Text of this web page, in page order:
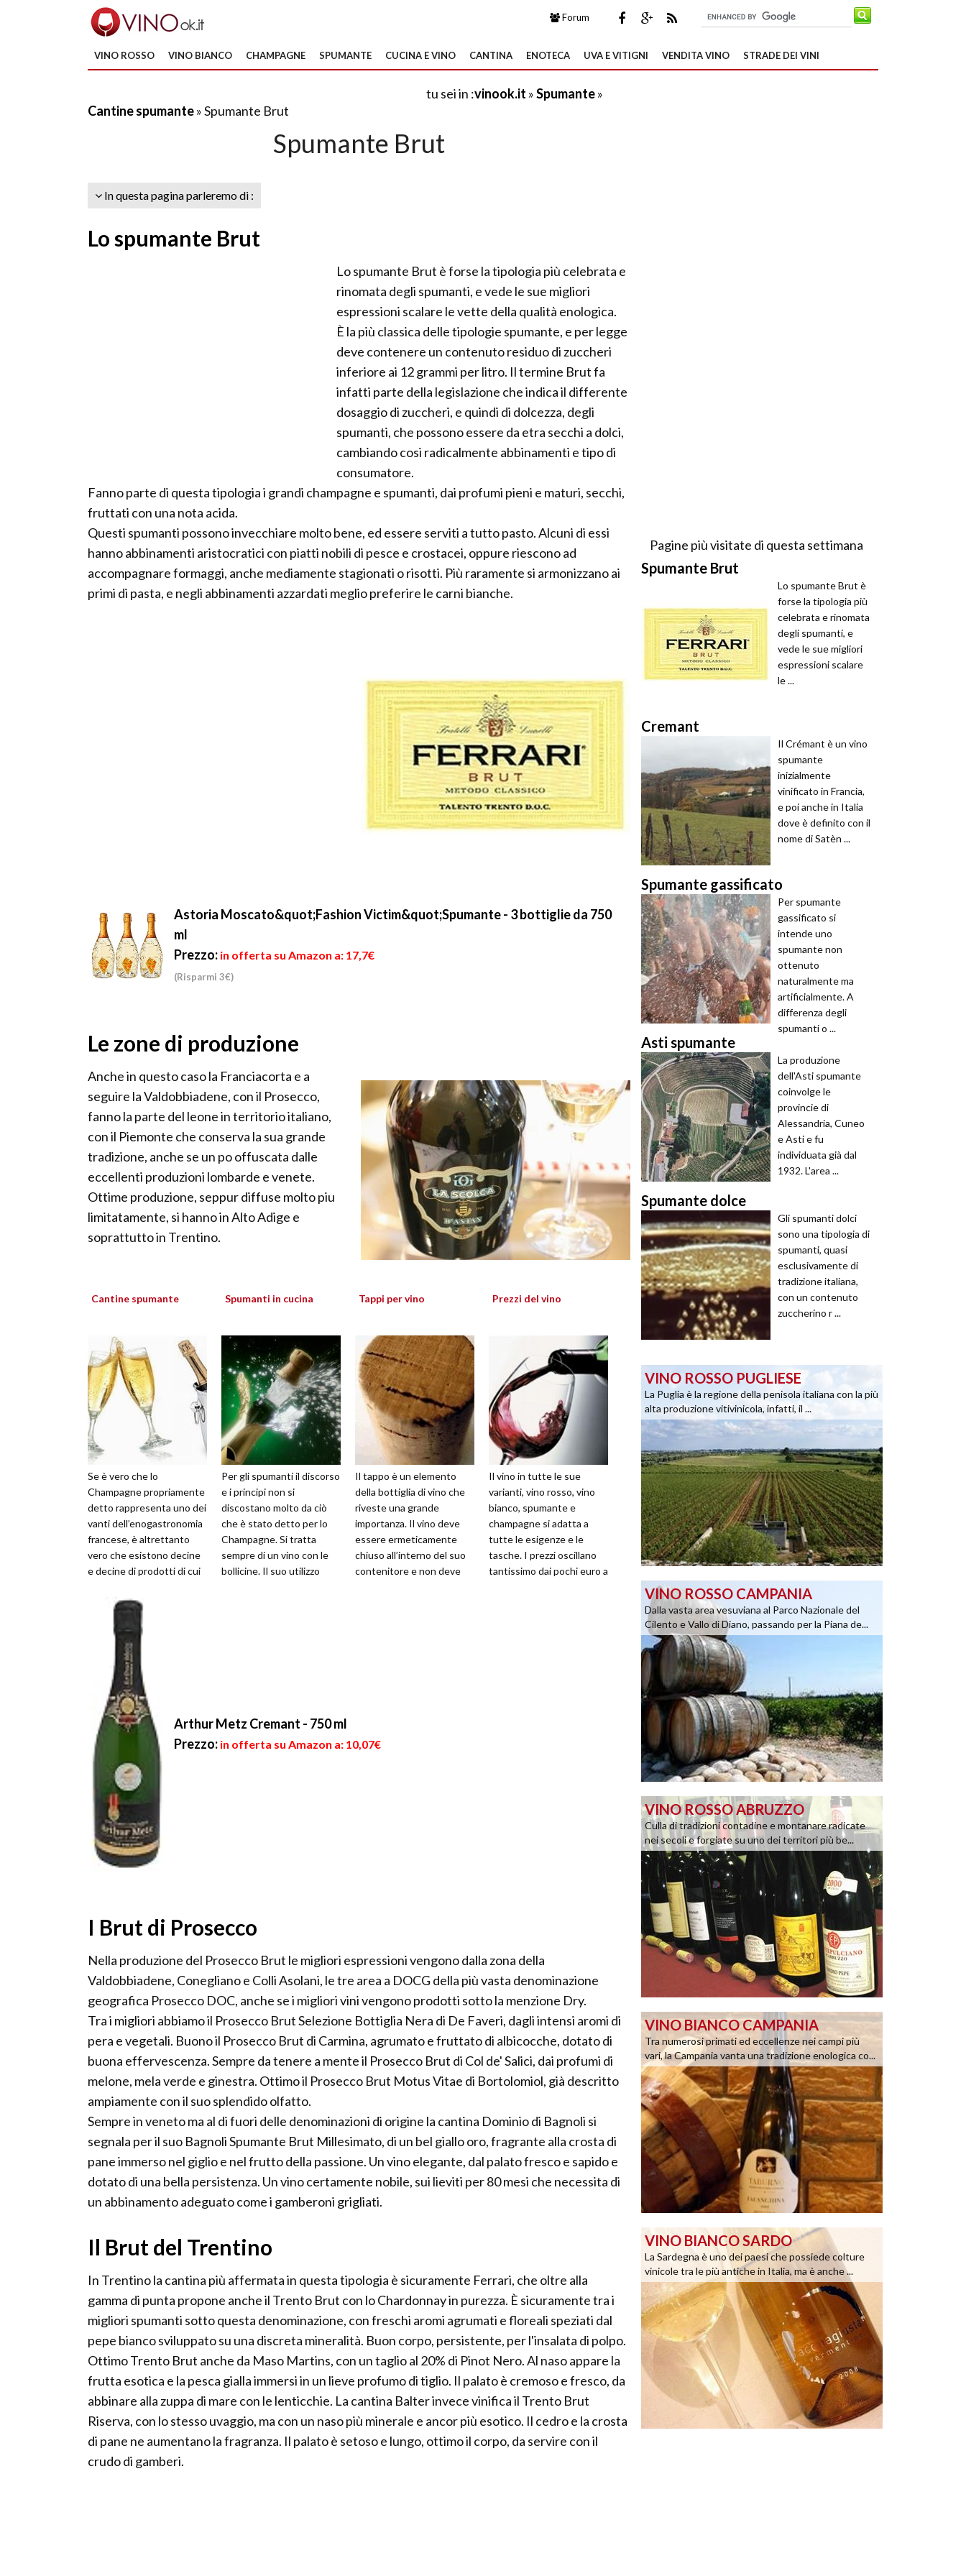
Forum
VINO ROSSO VINO BIANCO CHAMPAGNE SPUMANTE CUCINA E VINO CANTINA ENOTECA UVA E VITIGNI VENDITA VINO STRADE DEI VINI
tu sei in :vinook.it »Spumante»
Cantine spumante» Spumante Brut
Spumante Brut
In questa pagina parleremo di :
Lo spumante Brut
Lo spumante Brut è forse la tipologia più celebrata e
rinomata degli spumanti, e vede le sue migliori
espressioni scalare le vette della qualità enologica.
È la più classica delle tipologie spumante, e per legge
deve contenere un contenuto residuo di zuccheri
inferiore ai 12 grammi per litro. Il termine Brut fa
infatti parte della legislazione che indica il differente
dosaggio di zuccheri, e quindi di dolcezza, degli
spumanti, che possono essere da etra secchi a dolci,
cambiando cosi radicalmente abbinamenti e tipo di
consumatore.
Fanno parte di questa tipologia i grandi champagne e spumanti, dai profumi pieni e maturi, secchi,
fruttati con una nota acida.
Questi spumanti possono invecchiare molto bene, ed essere serviti a tutto pasto. Alcuni di essi
hanno abbinamenti aristocratici con piatti nobili di pesce e crostacei, oppure riescono ad
accompagnare formaggi, anche mediamente stagionati o risotti. Più raramente si armonizzano ai
primi di pasta, e negli abbinamenti azzardati meglio preferire le carni bianche.
Astoria Moscato&quot;Fashion Victim&quot;Spumante - 3 bottiglie da 750
ml
Prezzo: in offerta su Amazon a: 17,7€
(Risparmi 3€)
Le zone di produzione
Anche in questo caso la Franciacorta e a
seguire la Valdobbiadene, con il Prosecco,
fanno la parte del leone in territorio italiano,
con il Piemonte che conserva la sua grande
tradizione, anche se un po offuscata dalle
eccellenti produzioni lombarde e venete.
Ottime produzione, seppur diffuse molto piu
limitatamente, si hanno in Alto Adige e
soprattutto in Trentino.
Cantine spumante
Se è vero che lo
Champagne propriamente
detto rappresenta uno dei
vanti dell’enogastronomia
francese, è altrettanto
vero che esistono decine
e decine di prodotti di cui
Spumanti in cucina
Per gli spumanti il discorso
e i principi non si
discostano molto da ciò
che è stato detto per lo
Champagne. Si tratta
sempre di un vino con le
bollicine. Il suo utilizzo
Tappi per vino
Il tappo è un elemento
della bottiglia di vino che
riveste una grande
importanza. Il vino deve
essere ermeticamente
chiuso all’interno del suo
contenitore e non deve
Prezzi del vino
Il vino in tutte le sue
varianti, vino rosso, vino
bianco, spumante e
champagne si adatta a
tutte le esigenze e le
tasche. I prezzi oscillano
tantissimo dai pochi euro a
Arthur Metz Cremant - 750 ml
Prezzo: in offerta su Amazon a: 10,07€
I Brut di Prosecco
Nella produzione del Prosecco Brut le migliori espressioni vengono dalla zona della
Valdobbiadene, Conegliano e Colli Asolani, le tre area a DOCG della più vasta denominazione
geografica Prosecco DOC, anche se i migliori vini vengono prodotti sotto la menzione Dry.
Tra i migliori abbiamo il Prosecco Brut Selezione Bottiglia Nera di De Faveri, dagli intensi aromi di
pera e vegetali. Buono il Prosecco Brut di Carmina, agrumato e fruttato di albicocche, dotato di
buona effervescenza. Sempre da tenere a mente il Prosecco Brut di Col de' Salici, dai profumi di
melone, mela verde e ginestra. Ottimo il Prosecco Brut Motus Vitae di Bortolomiol, già descritto
ampiamente con il suo splendido olfatto.
Sempre in veneto ma al di fuori delle denominazioni di origine la cantina Dominio di Bagnoli si
segnala per il suo Bagnoli Spumante Brut Millesimato, di un bel giallo oro, fragrante alla crosta di
pane immerso nel giglio e nel frutto della passione. Un vino elegante, dal palato fresco e sapido e
dotato di una bella persistenza. Un vino certamente nobile, sui lieviti per 80 mesi che necessita di
un abbinamento adeguato come i gamberoni grigliati.
Il Brut del Trentino
In Trentino la cantina più affermata in questa tipologia è sicuramente Ferrari, che oltre alla
gamma di punta propone anche il Trento Brut con lo Chardonnay in purezza. È sicuramente tra i
migliori spumanti sotto questa denominazione, con freschi aromi agrumati e floreali speziati dal
pepe bianco sviluppato su una discreta mineralità. Buon corpo, persistente, per l'insalata di polpo.
Ottimo Trento Brut anche da Maso Martins, con un taglio al 20% di Pinot Nero. Al naso appare la
frutta esotica e la pesca gialla immersi in un lieve profumo di tiglio. Il palato è cremoso e fresco, da
abbinare alla zuppa di mare con le lenticchie. La cantina Balter invece vinifica il Trento Brut
Riserva, con lo stesso uvaggio, ma con un naso più minerale e ancor più esotico. Il cedro e la crosta
di pane ne aumentano la fragranza. Il palato è setoso e lungo, ottimo il corpo, da servire con il
crudo di gamberi.
Pagine più visitate di questa settimana
Spumante Brut
Lo spumante Brut è
forse la tipologia più
celebrata e rinomata
degli spumanti, e
vede le sue migliori
espressioni scalare
le ...
Cremant
Il Crémant è un vino
spumante
inizialmente
vinificato in Francia,
e poi anche in Italia
dove è definito con il
nome di Satèn ...
Spumante gassificato
Per spumante
gassificato si
intende uno
spumante non
ottenuto
naturalmente ma
artificialmente. A
differenza degli
spumanti o ...
Asti spumante
La produzione
dell'Asti spumante
coinvolge le
provincie di
Alessandria, Cuneo
e Asti e fu
individuata già dal
1932. L'area ...
Spumante dolce
Gli spumanti dolci
sono una tipologia di
spumanti, quasi
esclusivamente di
tradizione italiana,
con un contenuto
zuccherino r ...
VINO ROSSO PUGLIESE
La Puglia è la regione della penisola italiana con la più
alta produzione vitivinicola, infatti, il ...
VINO ROSSO CAMPANIA
Dalla vasta area vesuviana al Parco Nazionale del
Cilento e Vallo di Diano, passando per la Piana de...
VINO ROSSO ABRUZZO
Culla di tradizioni contadine e montanare radicate
nei secoli e forgiate su uno dei territori più be...
VINO BIANCO CAMPANIA
Tra numerosi primati ed eccellenze nei campi più
vari, la Campania vanta una tradizione enologica co...
VINO BIANCO SARDO
La Sardegna è uno dei paesi che possiede colture
vinicole tra le più antiche in Italia, ma è anche ...